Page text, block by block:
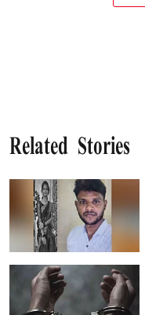
Related Stories